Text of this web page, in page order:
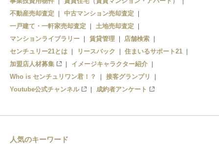
不動産売却査定
中古マンション売却査定
一戸建て・一軒家売却査定
土地売却査定
マンションライブラリー
賃貸管理
店舗検索
センチュリー21とは
リースバック
住まいるサポート21
加盟店人材募集
イメージキャラクター紹介
Who is センチュリワン君！？
接客グランプリ
Youtube公式チャンネル
成約者アンケート
人気のキーワード